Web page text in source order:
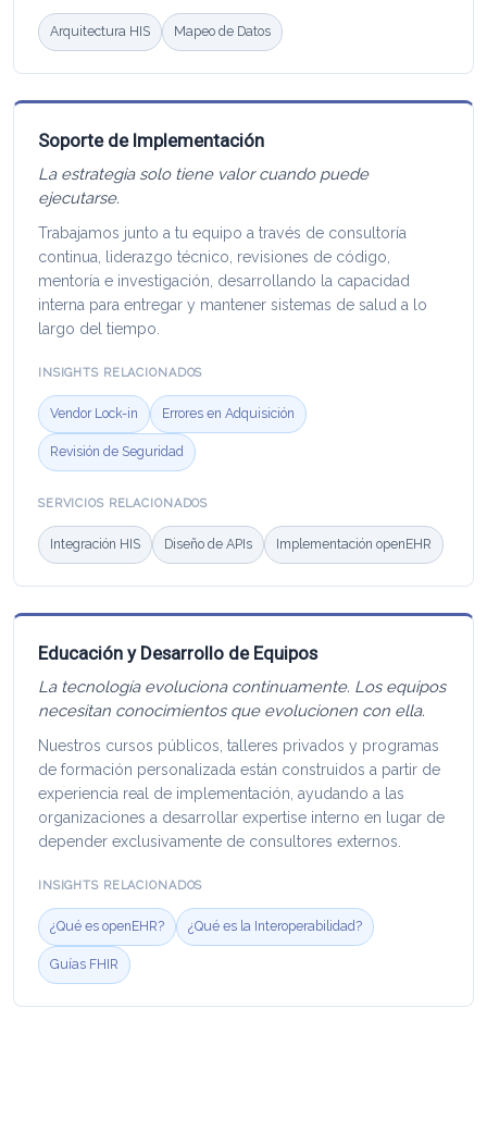
Arquitectura HIS Mapeo de Datos
Soporte de Implementación
La estrategia solo tiene valor cuando puede
ejecutarse.
Trabajamos junto a tu equipo a través de consultoría
continua, liderazgo técnico, revisiones de código,
mentoría e investigación, desarrollando la capacidad
interna para entregar y mantener sistemas de salud a lo
largo del tiempo.
INSIGHTS RELACIONADOS
Vendor Lock-in Errores en Adquisición
Revisión de Seguridad
SERVICIOS RELACIONADOS
Integración HIS Diseño de APIs Implementación openEHR
Educación y Desarrollo de Equipos
La tecnología evoluciona continuamente. Los equipos
necesitan conocimientos que evolucionen con ella.
Nuestros cursos públicos, talleres privados y programas
de formación personalizada están construidos a partir de
experiencia real de implementación, ayudando a las
organizaciones a desarrollar expertise interno en lugar de
depender exclusivamente de consultores externos.
INSIGHTS RELACIONADOS
¿Qué es openEHR? ¿Qué es la Interoperabilidad?
Guías FHIR